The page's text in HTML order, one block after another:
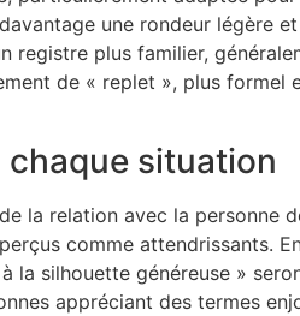
une rondeur légère
registre plus familier,
de « replet », plus
situation
la relation avec la personne
comme attendrissants.
la silhouette généreuse »
appréciant des termes